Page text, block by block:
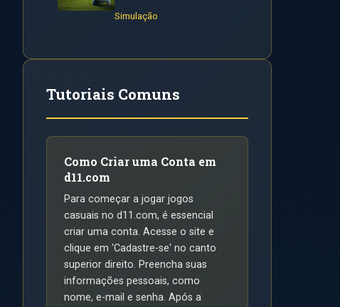
Simulação
Tutoriais Comuns
Como Criar uma Conta em
d11.com
Para começar a jogar jogos
casuais no d11.com, é essencial
criar uma conta. Acesse o site e
clique em 'Cadastre-se' no canto
superior direito. Preencha suas
informações pessoais, como
nome, e-mail e senha. Após a